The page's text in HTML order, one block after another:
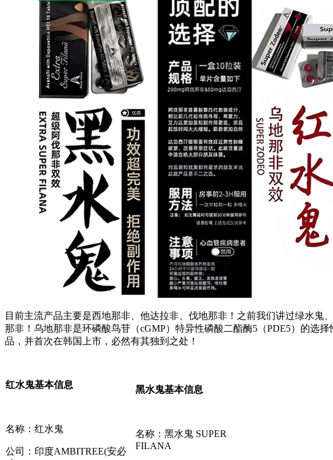
目前主流产品主要是西地那非 、他达拉非、伐地那非！之前我们讲过绿水
那非！乌地那非是环磷酸鸟苷（cGMP）特异性磷酸二酯酶5（PDE5）的选择
品，并首次在韩国上市，必然有其独到之处！
红水鬼基本信息 黑水鬼基本信息
名称：红水鬼
公司：印度AMBITREE(安必
名称：黑水鬼 SUPER
FILANA